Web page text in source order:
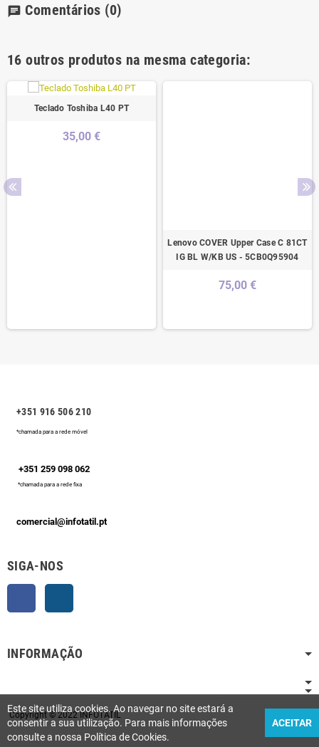
chat Comentários (0)
16 outros produtos na mesma categoria:
Teclado Toshiba L40 PT
35,00 €
Lenovo COVER Upper Case C 81CT
IG BL W/KB US - 5CB0Q95904
75,00 €
+351 916 506 210
*chamada para a rede móvel
+351 259 098 062
*chamada para a rede fixa
comercial@infotatil.pt
SIGA-NOS
INFORMAÇÃO
Copyright © 2022 INFOTATIL
Este site utiliza cookies. Ao navegar no site estará a
consentir a sua utilização. Para mais informações
consulte a nossa Política de Cookies.
ACEITAR